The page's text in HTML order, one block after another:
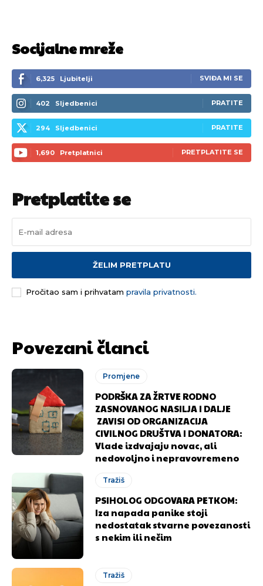
Socijalne mreže
6,325 Ljubitelji SVIĐA MI SE
402 Sljedbenici PRATITE
294 Sljedbenici PRATITE
1,690 Pretplatnici PRETPLATITE SE
Pretplatite se
ŽELIM PRETPLATU
Pročitao sam i prihvatam pravila privatnosti.
Povezani članci
Promjene
PODRŠKA ZA ŽRTVE RODNO
ZASNOVANOG NASILJA I DALJE
ZAVISI OD ORGANIZACIJA
CIVILNOG DRUŠTVA I DONATORA:
Vlade izdvajaju novac, ali
nedovoljno i nepravovremeno
Tražiš
PSIHOLOG ODGOVARA PETKOM:
Iza napada panike stoji
nedostatak stvarne povezanosti
s nekim ili nečim
Tražiš